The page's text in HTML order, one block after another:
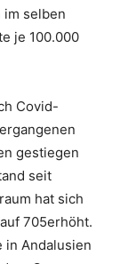
selben
je 100.000
Covid-
gestiegen
seit
hat sich
705erhöht.
in Andalusien